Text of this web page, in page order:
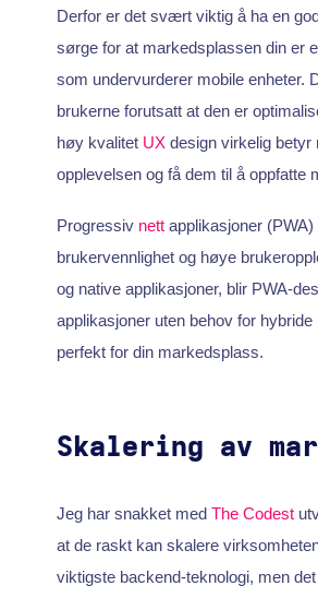
Derfor er det svært viktig å ha en
sørge for at markedsplassen din er
som undervurderer mobile
brukerne forutsatt at den er
høy kvalitet UXdesign virkelig betyr
opplevelsen og få dem til å oppfatte
Progressiv nettapplikasjoner (PWA)
brukervennlighet og høye
og native applikasjoner, blir PWA-
applikasjoner uten behov for
perfekt for din markedsplass.
Skalering av
Jeg har snakket med The Codest
at de raskt kan skalere
viktigste backend-teknologi, men